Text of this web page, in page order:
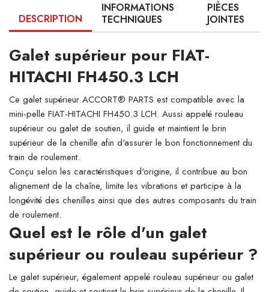
DESCRIPTION
INFORMATIONS
TECHNIQUES
PIÈCES
JOINTES
Galet supérieur pour FIAT-
HITACHI FH450.3 LCH
Ce galet supérieur ACCORT® PARTS est compatible avec la
mini-pelle FIAT-HITACHI FH450.3 LCH. Aussi appelé rouleau
supérieur ou galet de soutien, il guide et maintient le brin
supérieur de la chenille afin d'assurer le bon fonctionnement du
train de roulement.
Conçu selon les caractéristiques d'origine, il contribue au bon
alignement de la chaîne, limite les vibrations et participe à la
longévité des chenilles ainsi que des autres composants du train
de roulement.
Quel est le rôle d'un galet
supérieur ou rouleau supérieur ?
Le galet supérieur, également appelé rouleau supérieur ou galet